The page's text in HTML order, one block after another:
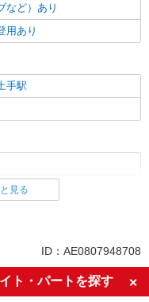
など）あり
用あり
手駅
不要
歓迎
見る
ID：AE0807948708
ト・パートを探す